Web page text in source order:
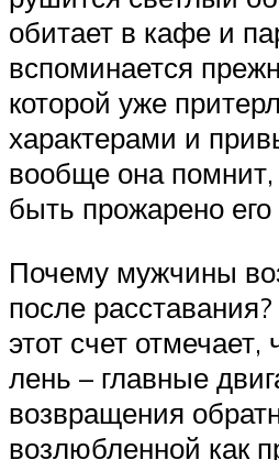
обитает в кафе и
вспоминается
которой уже
характерами и
вообще она помнит,
быть прожарено
Почему мужчины
после
этот счет отмечает,
лень – главные
возвращения
возлюбленной как